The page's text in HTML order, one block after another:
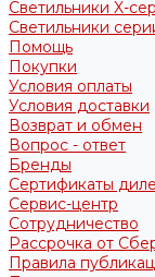
Светильники X-
Светильники
Помощь
Покупки
Условия оплаты
Условия доставки
Возврат и обмен
Вопрос - ответ
Бренды
Сертификаты
Сервис-центр
Сотрудничество
Рассрочка от
Правила